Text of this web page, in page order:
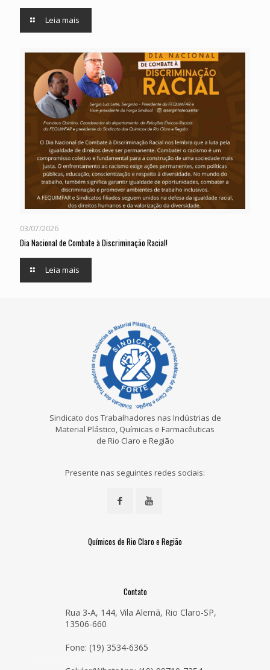
Leia mais
03/07/2026
Dia Nacional de Combate à Discriminação Racial!
Leia mais
Sindicato dos Trabalhadores nas Indústrias de
Material Plástico, Químicas e Farmacêuticas
de Rio Claro e Região
Presente nas seguintes redes sociais:
Químicos de Rio Claro e Região
Contato
Rua 3-A, 144, Vila Alemã, Rio Claro-SP,
13506-660
Fone: (19) 3534-6365